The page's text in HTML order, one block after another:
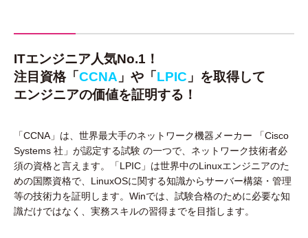
ITエンジニア人気No.1！
注目資格「 CCNA 」や「 LPIC 」を取得して
エンジニアの価値を証明する！
「CCNA」は、世界最大手のネットワーク機器メーカー 「Cisco
Systems 社」が認定する試験 の一つで、ネットワーク技術者必
須の資格と言えます。「LPIC」は世界中のLinuxエンジニアのた
めの国際資格で、LinuxOSに関する知識からサーバー構築・管理
等の技術力を証明します。Winでは、試験合格のために必要な知
識だけではなく、実務スキルの習得までを目指します。